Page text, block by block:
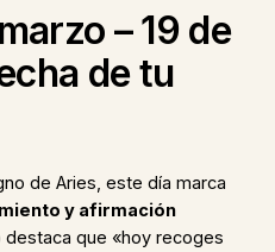
– 19 de
de tu
de Aries, este día marca
y afirmación
destaca que «hoy recoges